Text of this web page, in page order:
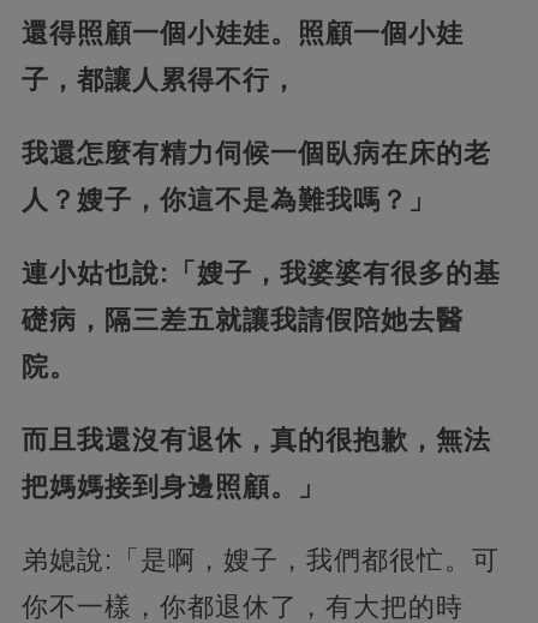
還得照顧一個小娃娃。照顧一個小娃
子，都讓人累得不行，
我還怎麼有精力伺候一個臥病在床的老
人？嫂子，你這不是為難我嗎？」
連小姑也說:「嫂子，我婆婆有很多的基
礎病，隔三差五就讓我請假陪她去醫
院。
而且我還沒有退休，真的很抱歉，無法
把媽媽接到身邊照顧。」
弟媳說:「是啊，嫂子，我們都很忙。可
你不一樣，你都退休了，有大把的時